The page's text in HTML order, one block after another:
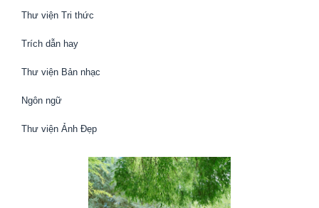
Thư viện Tri thức
Trích dẫn hay
Thư viện Bản nhạc
Ngôn ngữ
Thư viện Ảnh Đẹp